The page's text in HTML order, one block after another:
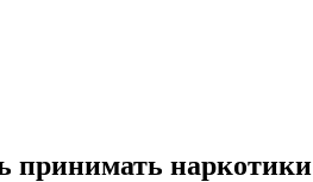
принимать наркотики